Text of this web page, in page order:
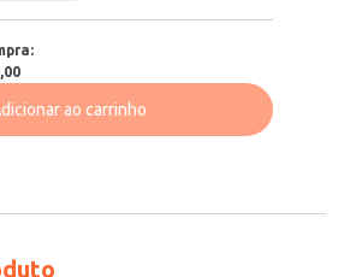
ao carrinho